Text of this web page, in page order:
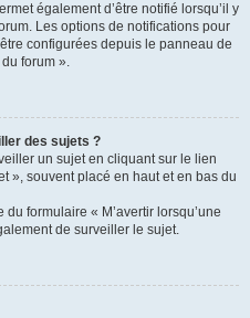
également d’être notifié lorsqu’il y
Les options de notifications pour
configurées depuis le panneau de
du forum ».
des sujets ?
un sujet en cliquant sur le lien
», souvent placé en haut et en bas du
formulaire « M’avertir lorsqu’une
de surveiller le sujet.